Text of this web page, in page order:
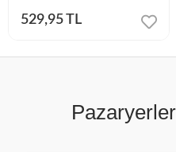
529,95 TL